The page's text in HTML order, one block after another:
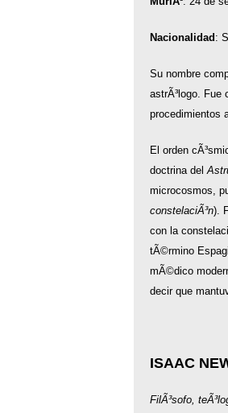
Nacionalidad :
Su nombre
astrÃ³logo. Fue
procedimientos
El orden
doctrina del
microcosmos,
constelaciÃ³n).
con la
tÃ©rmino
mÃ©dico
decir que
ISAAC
FilÃ³sofo,